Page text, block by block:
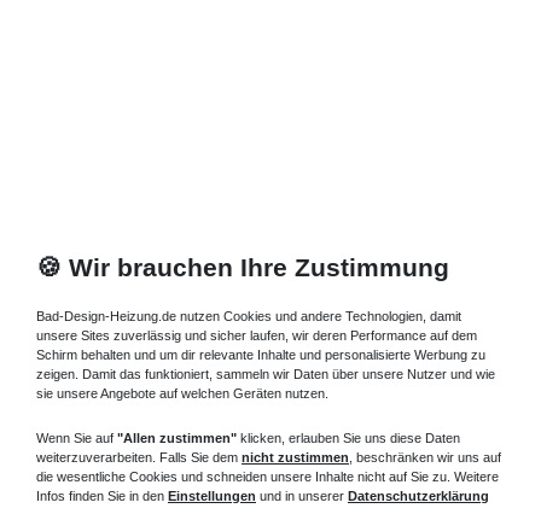
🍪 Wir brauchen Ihre Zustimmung
Bad-Design-Heizung.de nutzen Cookies und andere Technologien, damit
unsere Sites zuverlässig und sicher laufen, wir deren Performance auf dem
Schirm behalten und um dir relevante Inhalte und personalisierte Werbung zu
zeigen. Damit das funktioniert, sammeln wir Daten über unsere Nutzer und wie
sie unsere Angebote auf welchen Geräten nutzen.
Wenn Sie auf "Allen zustimmen" klicken, erlauben Sie uns diese Daten
weiterzuverarbeiten. Falls Sie dem nicht zustimmen , beschränken wir uns auf
die wesentliche Cookies und schneiden unsere Inhalte nicht auf Sie zu. Weitere
Infos finden Sie in den Einstellungen und in unserer Datenschutzerklärung